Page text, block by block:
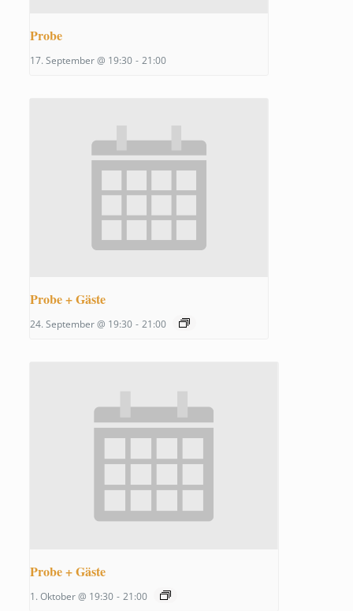
Probe
17. September @ 19:30 - 21:00
Probe + Gäste
24. September @ 19:30 - 21:00
Probe + Gäste
1. Oktober @ 19:30 - 21:00